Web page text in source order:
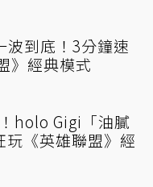
波到底！3分鐘速
》經典模式
holo Gigi「油膩
玩《英雄聯盟》經